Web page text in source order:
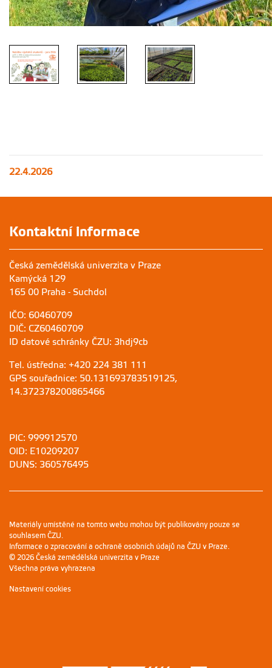
22.4.2026
Kontaktní informace
Česká zemědělská univerzita v Praze
Kamýcká 129
165 00 Praha - Suchdol
IČO: 60460709
DIČ: CZ60460709
ID datové schránky ČZU: 3hdj9cb
Tel. ústředna: +420 224 381 111
GPS souřadnice: 50.131693783519125,
14.372378200865466
PIC: 999912570
OID: E10209207
DUNS: 360576495
Materiály umístěné na tomto webu mohou být publikovány pouze se
souhlasem ČZU.
Informace o zpracování a ochraně osobních údajů na ČZU v Praze.
© 2026 Česká zemědělská univerzita v Praze
Všechna práva vyhrazena
Nastavení cookies